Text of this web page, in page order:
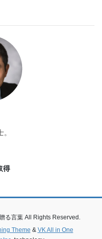
得
る言葉 All Rights Reserved.
Theme & VK All in One